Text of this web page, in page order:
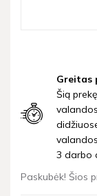
Greitas
Šią
3 darbo
Paskubėk! Šios